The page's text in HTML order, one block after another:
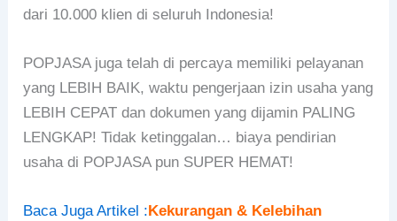
dari 10.000 klien di seluruh Indonesia!
POPJASA juga telah di percaya memiliki pelayanan
yang LEBIH BAIK, waktu pengerjaan izin usaha yang
LEBIH CEPAT dan dokumen yang dijamin PALING
LENGKAP! Tidak ketinggalan… biaya pendirian
usaha di POPJASA pun SUPER HEMAT!
Baca Juga Artikel :Kekurangan & Kelebihan